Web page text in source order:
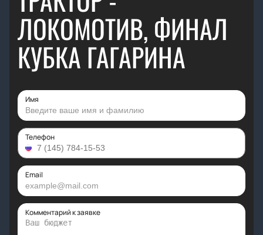
ЛОКОМОТИВ, ФИНАЛ
КУБКА ГАГАРИНА
Имя
Телефон
Email
Комментарий к заявке